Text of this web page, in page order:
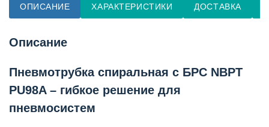
ОПИСАНИЕ ХАРАКТЕРИСТИКИ ДОСТАВКА
Описание
Пневмотрубка спиральная с БРС NBPT
PU98A – гибкое решение для
пневмосистем